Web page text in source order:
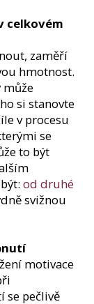
celkovém
zaměří
hmotnost.
může
si stanovte
v procesu
se
to být
od druhé
svižnou
motivace
se pečlivě